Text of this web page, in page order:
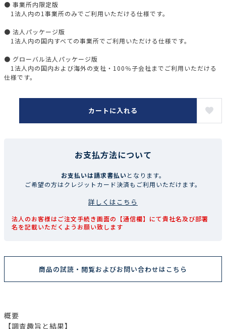
● 事業所内限定版
1法人内の1事業所のみでご利用いただける仕様です。
● 法人パッケージ版
1法人内の国内すべての事業所でご利用いただける仕様です。
● グローバル法人パッケージ版
1法人内の国内および海外の支社・100％子会社までご利用いただける
仕様です。
カートに入れる
お支払方法について
お支払いは請求書払いとなります。
ご希望の方はクレジットカード決済もご利用いただけます。
詳しくはこちら
法人のお客様はご注文手続き画面の【通信欄】にて貴社名及び部署
名を記載いただくようお願い致します
商品の試読・閲覧およびお問い合わせはこちら
概要
【調査趣旨と結果】